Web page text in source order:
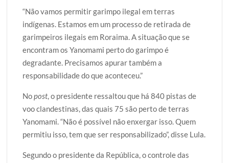
“Não vamos permitir garimpo ilegal em terras
indígenas. Estamos em um processo de retirada de
garimpeiros ilegais em Roraima. A situação que se
encontram os Yanomami perto do garimpo é
degradante. Precisamos apurar também a
responsabilidade do que aconteceu.”
Nopost, o presidente ressaltou que há 840 pistas de
voo clandestinas, das quais 75 são perto de terras
Yanomami. “Não é possível não enxergar isso. Quem
permitiu isso, tem que ser responsabilizado”, disse Lula.
Segundo o presidente da República, o controle das